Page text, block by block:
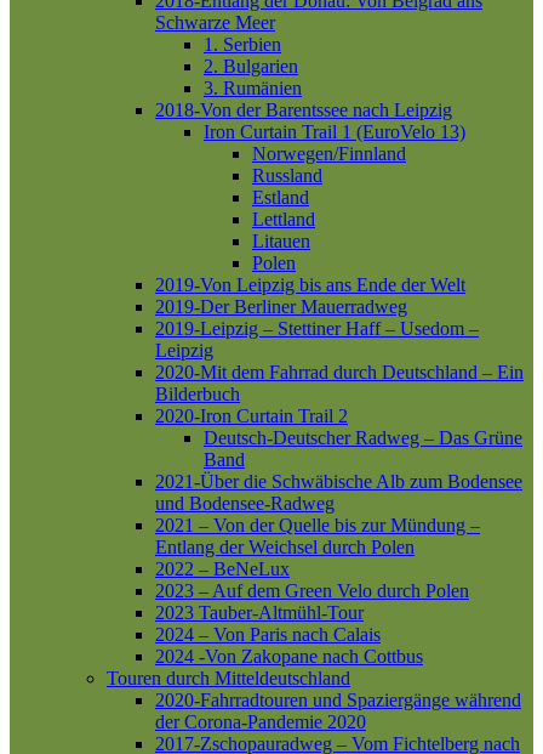
Schwarze Meer
1. Serbien
2. Bulgarien
3. Rumänien
2018-Von der Barentssee nach Leipzig
Iron Curtain Trail 1 (EuroVelo 13)
Norwegen/Finnland
Russland
Estland
Lettland
Litauen
Polen
2019-Von Leipzig bis ans Ende der Welt
2019-Der Berliner Mauerradweg
2019-Leipzig – Stettiner Haff – Usedom –
Leipzig
2020-Mit dem Fahrrad durch Deutschland – Ein
Bilderbuch
2020-Iron Curtain Trail 2
Deutsch-Deutscher Radweg – Das Grüne
Band
2021-Über die Schwäbische Alb zum Bodensee
und Bodensee-Radweg
2021 – Von der Quelle bis zur Mündung –
Entlang der Weichsel durch Polen
2022 – BeNeLux
2023 – Auf dem Green Velo durch Polen
2023 Tauber-Altmühl-Tour
2024 – Von Paris nach Calais
2024 -Von Zakopane nach Cottbus
Touren durch Mitteldeutschland
2020-Fahrradtouren und Spaziergänge während
der Corona-Pandemie 2020
2017-Zschopauradweg – Vom Fichtelberg nach